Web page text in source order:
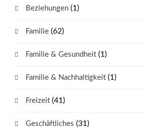
Beziehungen(1)
Familie(62)
Familie & Gesundheit(1)
Familie & Nachhaltigkeit(1)
Freizeit(41)
Geschäftliches (31)